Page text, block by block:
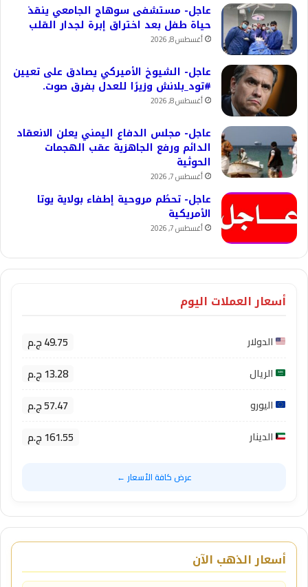
عاجل- مستشفى سوهاج الجامعي ينقذ
حياة طفل بعد اختراق إبرة لجدار القلب
أغسطس 8, 2026
عاجل- الشيوخ الأميركي يصادق على تعيين
#تود_بلانش وزيرًا للعدل بفرق صوت.
أغسطس 8, 2026
عاجل- مجلس الدفاع اليمني يعلن الانعقاد
الدائم ورفع الجاهزية عقب الهجمات
الحوثية
أغسطس 7, 2026
عاجل- تحطُم مروحية إطفاء بولاية يوتا
الأمريكية
أغسطس 7, 2026
أسعار العملات اليوم
الدولار 49.75 ج.م
الريال 13.28 ج.م
اليورو 57.47 ج.م
الدينار 161.55 ج.م
عرض كافة الأسعار ←
أسعار الذهب الآن